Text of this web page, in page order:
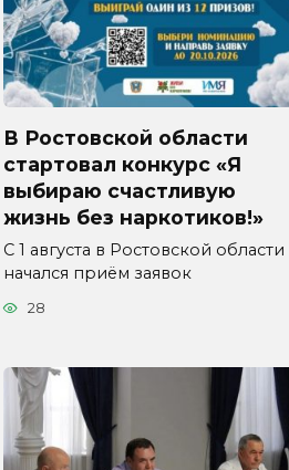
В Ростовской области
стартовал конкурс «Я
выбираю счастливую
жизнь без наркотиков!»
С 1 августа в Ростовской области
начался приём заявок
28